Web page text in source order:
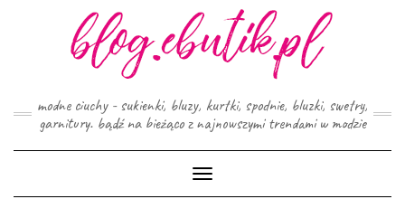
modne ciuchy - sukienki, bluzy, kurtki, spodnie, bluzki, swetry,
garnitury. bądź na bieżąco z najnowszymi trendami w modzie
Toggle
Navigation